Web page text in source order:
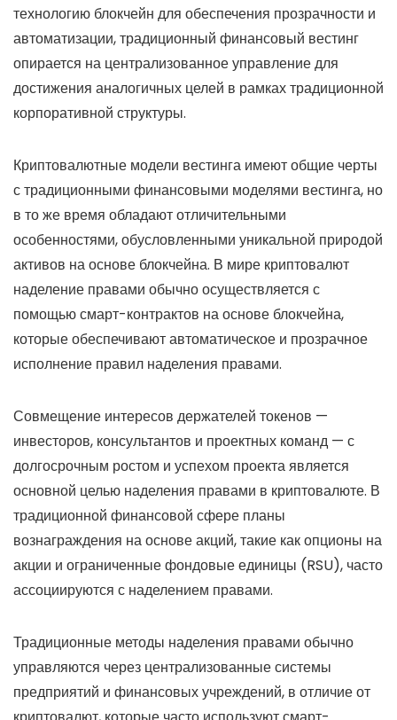
технологию блокчейн для обеспечения прозрачности и
автоматизации, традиционный финансовый вестинг
опирается на централизованное управление для
достижения аналогичных целей в рамках традиционной
корпоративной структуры.
Криптовалютные модели вестинга имеют общие черты
с традиционными финансовыми моделями вестинга, но
в то же время обладают отличительными
особенностями, обусловленными уникальной природой
активов на основе блокчейна. В мире криптовалют
наделение правами обычно осуществляется с
помощью смарт-контрактов на основе блокчейна,
которые обеспечивают автоматическое и прозрачное
исполнение правил наделения правами.
Совмещение интересов держателей токенов —
инвесторов, консультантов и проектных команд — с
долгосрочным ростом и успехом проекта является
основной целью наделения правами в криптовалюте. В
традиционной финансовой сфере планы
вознаграждения на основе акций, такие как опционы на
акции и ограниченные фондовые единицы (RSU), часто
ассоциируются с наделением правами.
Традиционные методы наделения правами обычно
управляются через централизованные системы
предприятий и финансовых учреждений, в отличие от